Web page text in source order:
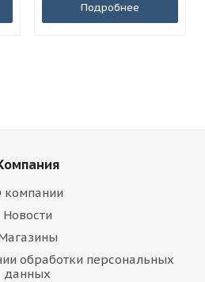
Подробнее
компании
Новости
обработки персональных
данных